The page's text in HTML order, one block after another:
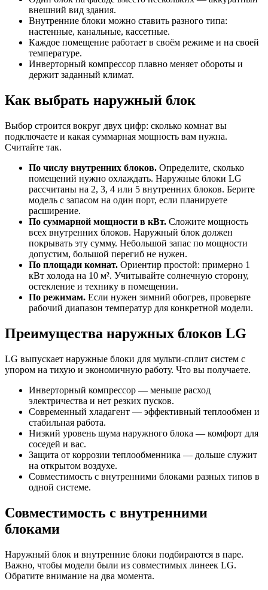
внешний вид здания.
Внутренние блоки можно ставить разного типа:
настенные, канальные, кассетные.
Каждое помещение работает в своём режиме и на своей
температуре.
Инверторный компрессор плавно меняет обороты и
держит заданный климат.
Как выбрать наружный блок
Выбор строится вокруг двух цифр: сколько комнат вы
подключаете и какая суммарная мощность вам нужна.
Считайте так.
По числу внутренних блоков. Определите, сколько
помещений нужно охлаждать. Наружные блоки LG
рассчитаны на 2, 3, 4 или 5 внутренних блоков. Берите
модель с запасом на один порт, если планируете
расширение.
По суммарной мощности в кВт. Сложите мощность
всех внутренних блоков. Наружный блок должен
покрывать эту сумму. Небольшой запас по мощности
допустим, большой перегиб не нужен.
По площади комнат. Ориентир простой: примерно 1
кВт холода на 10 м². Учитывайте солнечную сторону,
остекление и технику в помещении.
По режимам. Если нужен зимний обогрев, проверьте
рабочий диапазон температур для конкретной модели.
Преимущества наружных блоков LG
LG выпускает наружные блоки для мульти-сплит систем с
упором на тихую и экономичную работу. Что вы получаете.
Инверторный компрессор — меньше расход
электричества и нет резких пусков.
Современный хладагент — эффективный теплообмен и
стабильная работа.
Низкий уровень шума наружного блока — комфорт для
соседей и вас.
Защита от коррозии теплообменника — дольше служит
на открытом воздухе.
Совместимость с внутренними блоками разных типов в
одной системе.
Совместимость с внутренними
блоками
Наружный блок и внутренние блоки подбираются в паре.
Важно, чтобы модели были из совместимых линеек LG.
Обратите внимание на два момента.